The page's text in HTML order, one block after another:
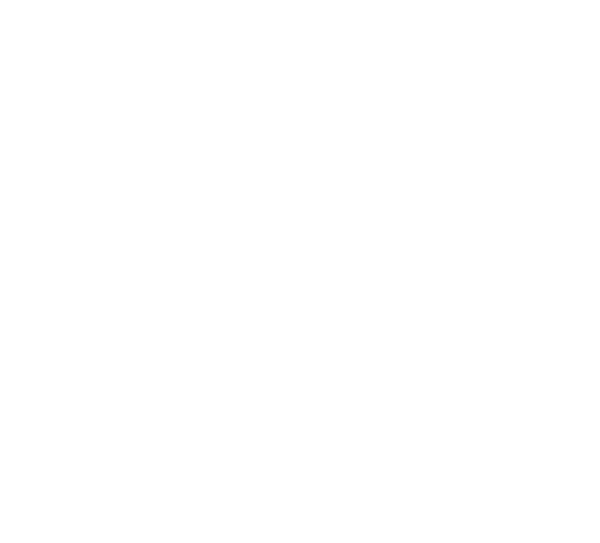
에는 수령이 1,000년 된 나무와 지구상 다른 곳에서는 찾아볼 수 없는 특별한 종